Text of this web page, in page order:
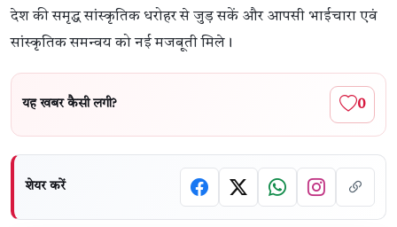
देश की समृद्ध सांस्कृतिक धरोहर से जुड़ सकें और आपसी भाईचारा एवं
सांस्कृतिक समन्वय को नई मजबूती मिले।
यह खबर कैसी लगी? 0
शेयर करें